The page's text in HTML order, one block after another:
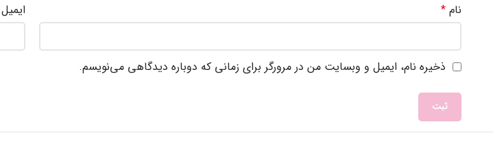
نام * ایمیل
ذخیره نام، ایمیل و وبسایت من در مرورگر برای زمانی که دوباره دیدگاهی می‌نویسم.